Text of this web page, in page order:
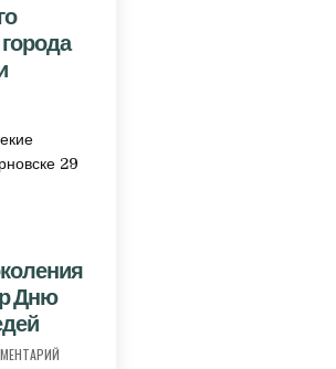
ВОЗРАСТА» И ГОСТИ НАШЕГО ГОРОДА
29
Дню